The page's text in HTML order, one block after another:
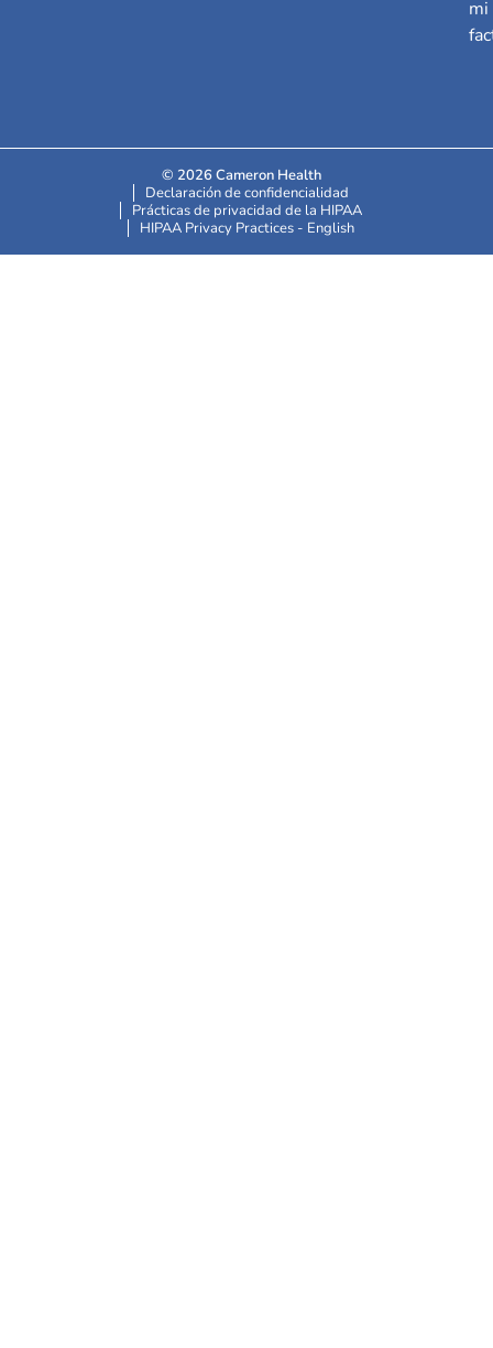
mi
© 2026 Cameron Health
Declaración de confidencialidad
Prácticas de privacidad de la HIPAA
HIPAA Privacy Practices - English